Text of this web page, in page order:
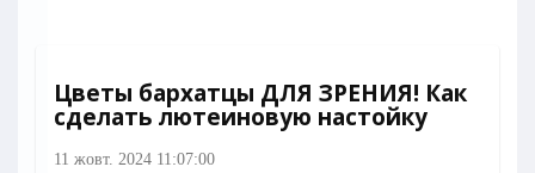
Цветы бархатцы ДЛЯ ЗРЕНИЯ! Как
сделать лютеиновую настойку
11 жовт. 2024 11:07:00